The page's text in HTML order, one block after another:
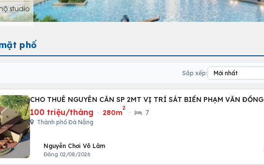
studio
phố
Sắp xếp:
CHO THUÊ NGUYÊN CĂN SP 2MT VỊ TRÍ SÁT BIỂN PHẠM VĂN ĐỒNG
100 triệu/tháng · 280m
2
· 7
Thành phố Đà Nẵng
Nguyễn Chơi Võ Lâm
Đăng 02/08/2026